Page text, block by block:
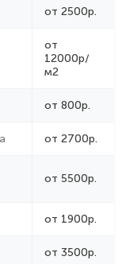
от
12000р/
от 800р.
от 2700р.
от 5500р.
от 1900р.
от 3500р.
от 4800р.